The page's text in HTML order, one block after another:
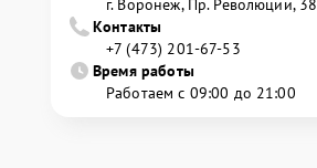
г. Воронеж, Пр. Революции, 38
Контакты
+7 (473) 201-67-53
Время работы
Работаем с 09:00 до 21:00